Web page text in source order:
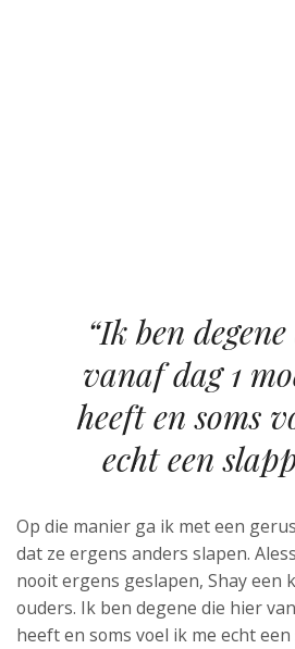
“Ik ben
vanaf dag 1
heeft en soms
echt een
Op die manier ga ik met een
dat ze ergens anders slapen.
nooit ergens geslapen, Shay een
ouders. Ik ben degene die hier
heeft en soms voel ik me echt